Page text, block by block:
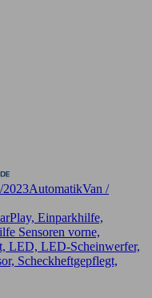
2023AutomatikVan /
Einparkhilfe,
Sensoren vorne,
LED, LED-Scheinwerfer,
Scheckheftgepflegt,